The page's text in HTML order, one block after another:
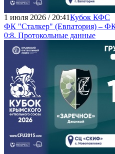
1 июля 2026 / 20:41Кубок КФС
ФК "Сталкер" (Евпатория) –
0:8. Протокольные данные